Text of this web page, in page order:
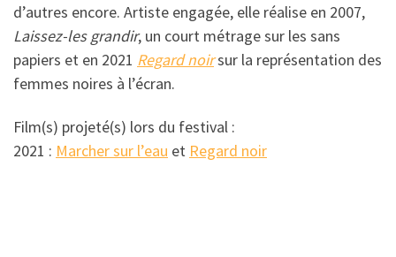
d’autres encore. Artiste engagée, elle réalise en 2007,
Laissez-les grandir, un court métrage sur les sans
papiers et en 2021 Regard noirsur la représentation des
femmes noires à l’écran.
Film(s) projeté(s) lors du festival :
2021 : Marcher sur l’eau et Regard noir